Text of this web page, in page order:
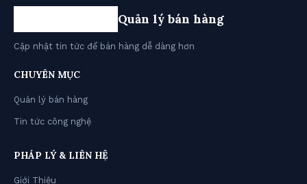
Quản lý bán hàng
Cập nhật tin tức để bán hàng dễ dàng hơn
CHUYÊN MỤC
Quản lý bán hàng
Tin tức công nghệ
PHÁP LÝ & LIÊN HỆ
Giới Thiệu